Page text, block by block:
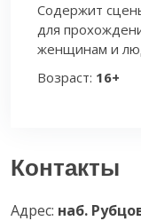
Содержит
для
женщинам и
Возраст: 16+
Контакты
Адрес: наб.